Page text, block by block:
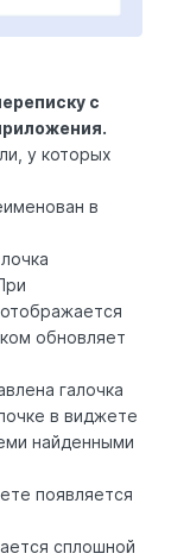
с
у которых
в
обновляет
галочка
в виджете
найденными
появляется
сплошной